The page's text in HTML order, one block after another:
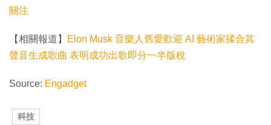
關注
【相關報道】
Elon Musk 音樂人舊愛歡迎 AI 藝術家揉合其
聲音生成歌曲 表明成功出歌即分一半版稅
Source: Engadget
科技